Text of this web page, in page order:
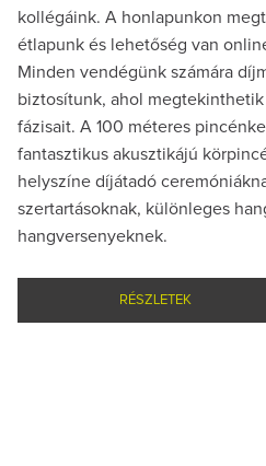
kollégáink. A honlapunkon
étlapunk és lehetőség van
Minden vendégünk számára
biztosítunk, ahol
fázisait. A 100 méteres
fantasztikus akusztikájú
helyszíne díjátadó
szertartásoknak, különleges
hangversenyeknek.
RÉSZLETEK